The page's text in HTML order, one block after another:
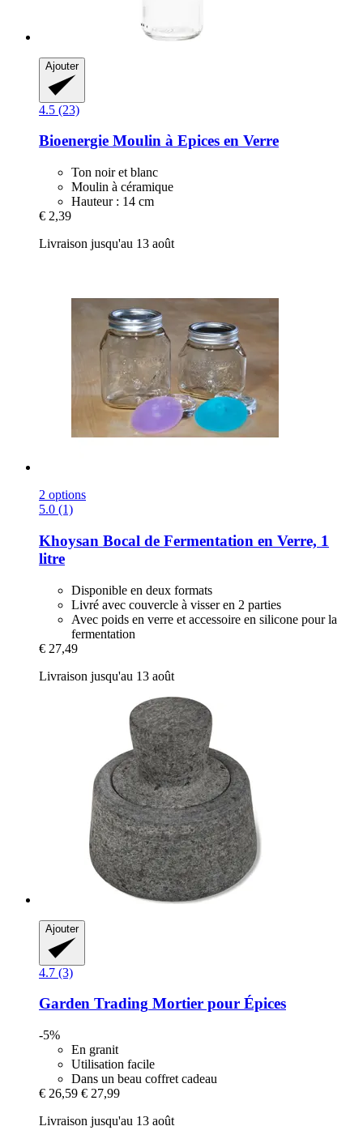
Ajouter
4.5 (23)
Bioenergie Moulin à Epices en Verre
Ton noir et blanc
Moulin à céramique
Hauteur : 14 cm
€ 2,39
Livraison jusqu'au 13 août
2 options
5.0 (1)
Khoysan Bocal de Fermentation en Verre, 1
litre
Disponible en deux formats
Livré avec couvercle à visser en 2 parties
Avec poids en verre et accessoire en silicone pour la
fermentation
€ 27,49
Livraison jusqu'au 13 août
Ajouter
4.7 (3)
Garden Trading Mortier pour Épices
-5%
En granit
Utilisation facile
Dans un beau coffret cadeau
€ 26,59 € 27,99
Livraison jusqu'au 13 août